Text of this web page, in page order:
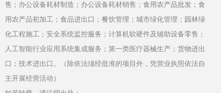
售；办公设备耗材制造；办公设备耗材销售；食用农产品批发；食
用农产品初加工；食品进出口；餐饮管理；城市绿化管理；园林绿
化工程施工；安全系统监控服务；计算机软硬件及辅助设备零售；
人工智能行业应用系统集成服务；第一类医疗器械生产；货物进出
口；技术进出口。（除依法须经批准的项目外，凭营业执照依法自
主开展经营活动）